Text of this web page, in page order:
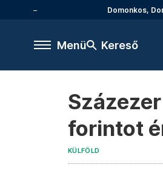
Domonkos,
Menü Kereső
forintot
KÜLFÖLD